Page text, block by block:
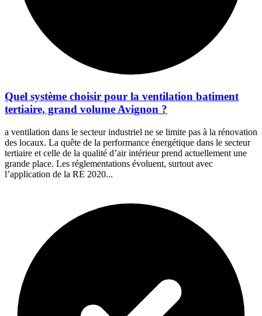
Quel système choisir pour la ventilation batiment
tertiaire, grand volume Avignon ?
a ventilation dans le secteur industriel ne se limite pas à la rénovation
des locaux. La quête de la performance énergétique dans le secteur
tertiaire et celle de la qualité d’air intérieur prend actuellement une
grande place. Les réglementations évoluent, surtout avec
l’application de la RE 2020...